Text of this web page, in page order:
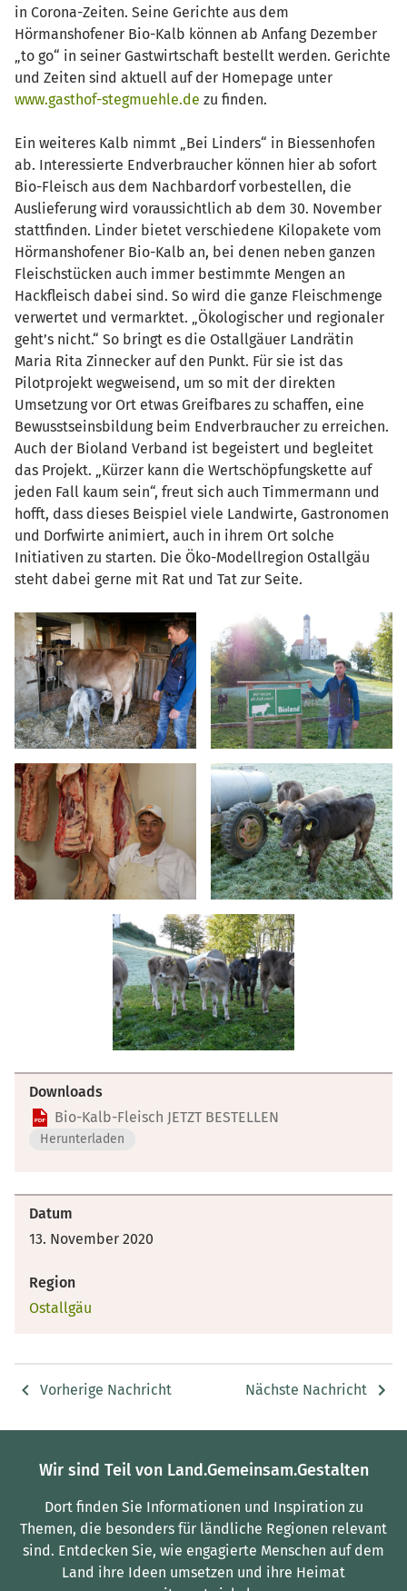
in Corona-Zeiten. Seine Gerichte aus dem
Hörmanshofener Bio-Kalb können ab Anfang Dezember
„to go“ in seiner Gastwirtschaft bestellt werden. Gerichte
und Zeiten sind aktuell auf der Homepage unter
www.gasthof-stegmuehle.de zu finden.
Ein weiteres Kalb nimmt „Bei Linders“ in Biessenhofen
ab. Interessierte Endverbraucher können hier ab sofort
Bio-Fleisch aus dem Nachbardorf vorbestellen, die
Auslieferung wird voraussichtlich ab dem 30. November
stattfinden. Linder bietet verschiedene Kilopakete vom
Hörmanshofener Bio-Kalb an, bei denen neben ganzen
Fleischstücken auch immer bestimmte Mengen an
Hackfleisch dabei sind. So wird die ganze Fleischmenge
verwertet und vermarktet. „Ökologischer und regionaler
geht’s nicht.“ So bringt es die Ostallgäuer Landrätin
Maria Rita Zinnecker auf den Punkt. Für sie ist das
Pilotprojekt wegweisend, um so mit der direkten
Umsetzung vor Ort etwas Greifbares zu schaffen, eine
Bewusstseinsbildung beim Endverbraucher zu erreichen.
Auch der Bioland Verband ist begeistert und begleitet
das Projekt. „Kürzer kann die Wertschöpfungskette auf
jeden Fall kaum sein“, freut sich auch Timmermann und
hofft, dass dieses Beispiel viele Landwirte, Gastronomen
und Dorfwirte animiert, auch in ihrem Ort solche
Initiativen zu starten. Die Öko-Modellregion Ostallgäu
steht dabei gerne mit Rat und Tat zur Seite.
Downloads
Bio-Kalb-Fleisch JETZT BESTELLEN
Herunterladen
Datum
13. November 2020
Region
Ostallgäu
Vorherige Nachricht Nächste Nachricht
Wir sind Teil von Land.Gemeinsam.Gestalten
Dort finden Sie Informationen und Inspiration zu
Themen, die besonders für ländliche Regionen relevant
sind. Entdecken Sie, wie engagierte Menschen auf dem
Land ihre Ideen umsetzen und ihre Heimat